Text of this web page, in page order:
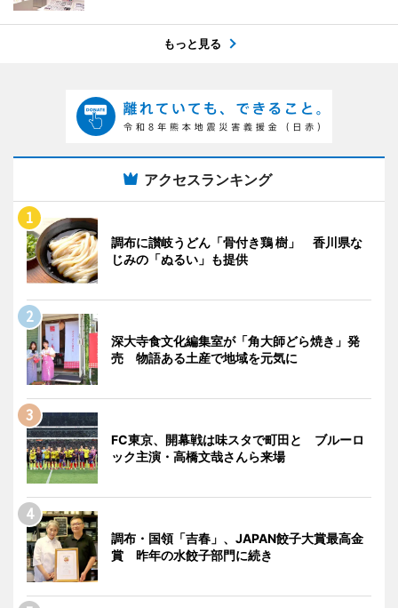
もっと見る
アクセスランキング
調布に讃岐うどん「骨付き鶏 樹」 香川県な
じみの「ぬるい」も提供
深大寺食文化編集室が「角大師どら焼き」発
売 物語ある土産で地域を元気に
FC東京、開幕戦は味スタで町田と ブルーロ
ック主演・高橋文哉さんら来場
調布・国領「吉春」、JAPAN餃子大賞最高金
賞 昨年の水餃子部門に続き